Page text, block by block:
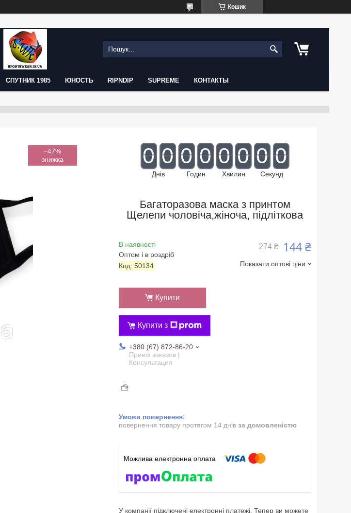
Кошик
СПУТНИК 1985 ЮНОСТЬ RIPNDIP SUPREME КОНТАКТЫ
–47% 0 0
Днів
0 0
Годин
0 0
Хвилин
0 0
Секунд
Багаторазова маска з принтом
Щелепи чоловіча,жіноча, підліткова
В наявності
Оптом і в роздріб
Код: 50134
274 ₴ 144 ₴
Показати оптові ціни
Купити
Купити з
+380 (67) 872-86-20
Прием заказов |
Консультация
повернення товару протягом 14 днів за домовленістю
У компанії підключені електронні платежі. Тепер ви можете